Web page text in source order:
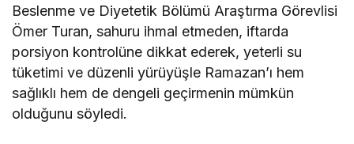
Beslenme ve Diyetetik Bölümü Araştırma Görevlisi
Ömer Turan, sahuru ihmal etmeden, iftarda
porsiyon kontrolüne dikkat ederek, yeterli su
tüketimi ve düzenli yürüyüşle Ramazan’ı hem
sağlıklı hem de dengeli geçirmenin mümkün
olduğunu söyledi.